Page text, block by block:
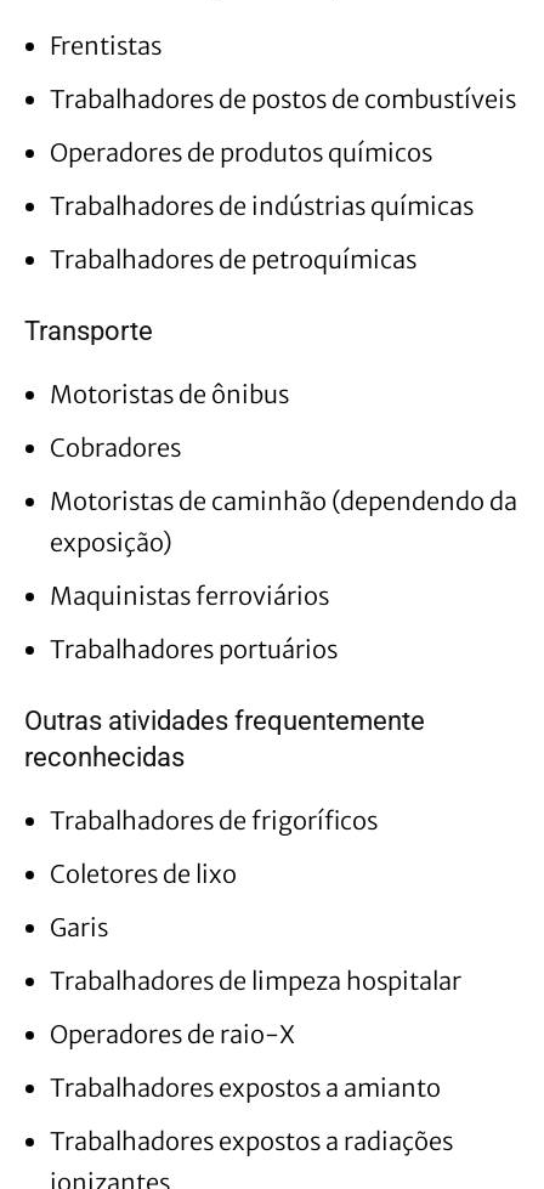
Frentistas
Trabalhadores de postos de combustíveis
Operadores de produtos químicos
Trabalhadores de indústrias químicas
Trabalhadores de petroquímicas
Transporte
Motoristas de ônibus
Cobradores
Motoristas de caminhão (dependendo da
exposição)
Maquinistas ferroviários
Trabalhadores portuários
Outras atividades frequentemente
reconhecidas
Trabalhadores de frigoríficos
Coletores de lixo
Garis
Trabalhadores de limpeza hospitalar
Operadores de raio-X
Trabalhadores expostos a amianto
Trabalhadores expostos a radiações
ionizantes